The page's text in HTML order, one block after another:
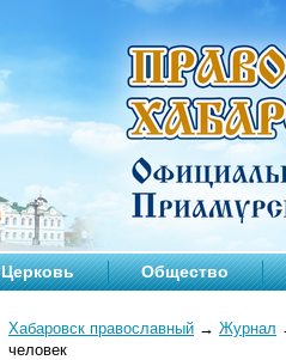
Церковь Общество
Хабаровск православный → Журнал
человек